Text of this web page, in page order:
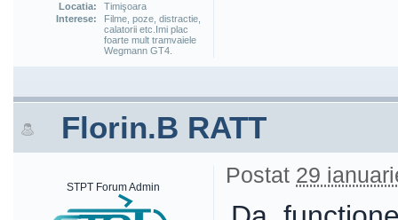
Locatia:
Timişoara
Interese:
Filme, poze, distractie,
calatorii etc.Imi plac
foarte mult tramvaiele
Wegmann GT4.
Florin.B RATT
STPT Forum Admin Postat 29